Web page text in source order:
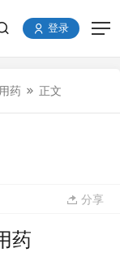
登录
药 正文
分享
药